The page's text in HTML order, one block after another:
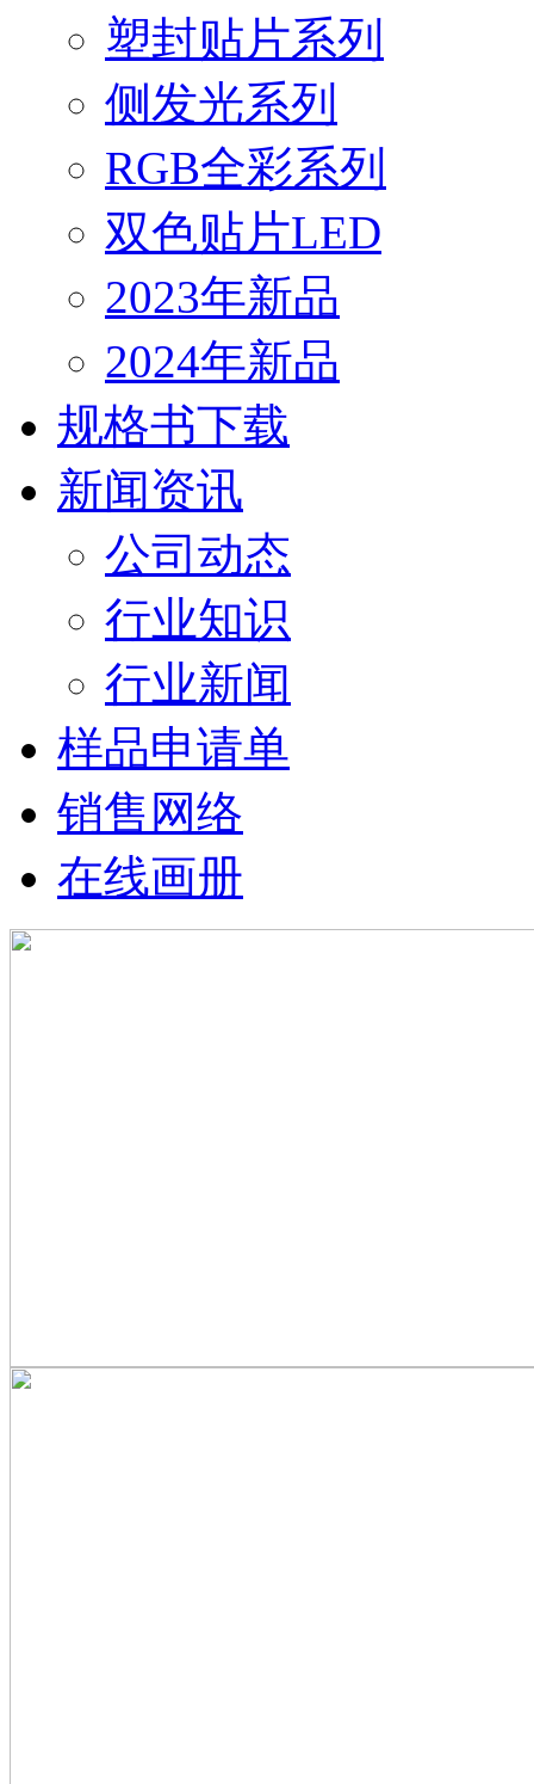
塑封贴片系列
侧发光系列
RGB全彩系列
双色贴片LED
2023年新品
2024年新品
规格书下载
新闻资讯
公司动态
行业知识
行业新闻
样品申请单
销售网络
在线画册